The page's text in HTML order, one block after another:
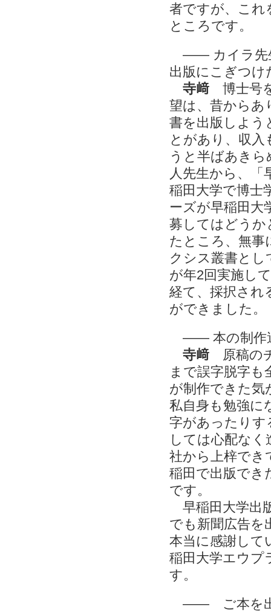
者ですが、これ
ところです。
―― カイラ先
出版にこぎつけ
寺﨑 博士号
望は、昔からあ
書を出版しよう
とがあり、収
うと半ばあき
人先生から、
稲田大学で博士
ーズが早稲田大
募してはどうか
たところ、無
クシス叢書とし
が年2回実施し
経て、採択され
ができました。
―― 本の制作
寺﨑 原稿の
まで誤字脱字も
が制作できた気
私自身も勉強に
字があったりす
しては心配な
社から上梓でき
稲田で出版でき
です。
早稲田大学出
でも新聞広告を
本当に感謝して
稲田大学エウプ
す。
―― ご本を出